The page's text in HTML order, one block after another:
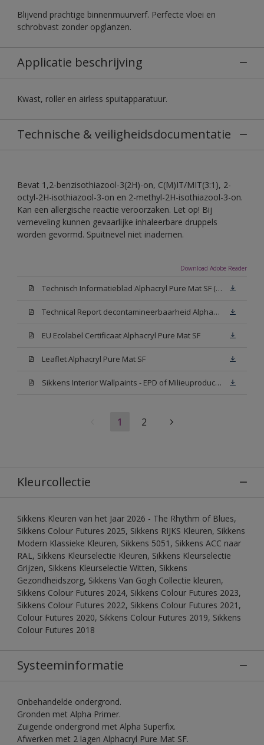
Blijvend prachtige binnenmuurverf. Perfecte vloei en
schrobvast zonder opglanzen.
Applicatie beschrijving
Kwast, roller en airless spuitapparatuur.
Technische & veiligheidsdocumentatie
Bevat 1,2-benzisothiazool-3(2H)-on, C(M)IT/MIT(3:1), 2-
octyl-2H-isothiazool-3-on en 2-methyl-2H-isothiazool-3-on.
Kan een allergische reactie veroorzaken. Let op! Bij
verneveling kunnen gevaarlijke inhaleerbare druppels
worden gevormd. Spuitnevel niet inademen.
Download Adobe Reader
Technisch Informatieblad Alphacryl Pure Mat SF (New Livery) (PDF)
Technical Report decontamineerbaarheid Alphacryl Pure Mat SF
EU Ecolabel Certificaat Alphacryl Pure Mat SF
Leaflet Alphacryl Pure Mat SF
Sikkens Interior Wallpaints - EPD of Milieuproductverklaring
1 2
Kleurcollectie
Sikkens Kleuren van het Jaar 2026 - The Rhythm of Blues,
Sikkens Colour Futures 2025, Sikkens RIJKS Kleuren, Sikkens
Modern Klassieke Kleuren, Sikkens 5051, Sikkens ACC naar
RAL, Sikkens Kleurselectie Kleuren, Sikkens Kleurselectie
Grijzen, Sikkens Kleurselectie Witten, Sikkens
Gezondheidszorg, Sikkens Van Gogh Collectie kleuren,
Sikkens Colour Futures 2024, Sikkens Colour Futures 2023,
Sikkens Colour Futures 2022, Sikkens Colour Futures 2021,
Colour Futures 2020, Sikkens Colour Futures 2019, Sikkens
Colour Futures 2018
Systeeminformatie
Onbehandelde ondergrond.
Gronden met Alpha Primer.
Zuigende ondergrond met Alpha Superfix.
Afwerken met 2 lagen Alphacryl Pure Mat SF.